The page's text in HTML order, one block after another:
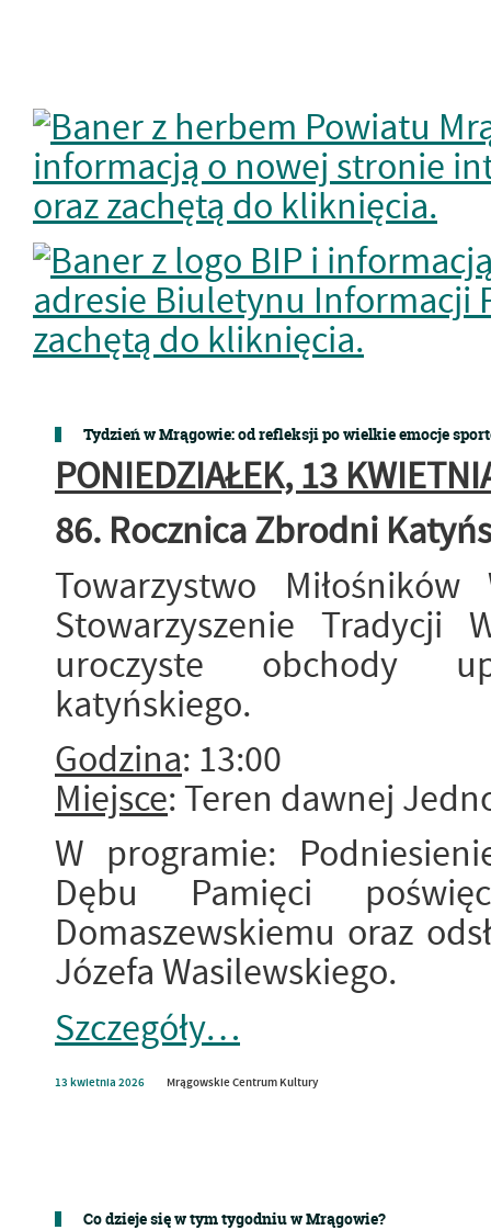
Tydzień w Mrągowie: od refleksji po wielkie emocje
PONIEDZIAŁEK, 13
86. Rocznica Zbrodni
Towarzystwo
Stowarzyszenie Tradycji
uroczyste obchody
katyńskiego.
Godzina: 13:00
Miejsce: Teren dawnej
W programie:
Dębu Pamięci
Domaszewskiemu oraz
Józefa Wasilewskiego.
Szczegóły…
13 kwietnia 2026 Mrągowskie Centrum Kultury
Co dzieje się w tym tygodniu w Mrągowie?